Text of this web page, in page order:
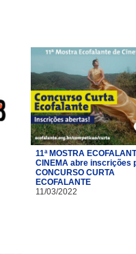
11ª MOSTRA
CINEMA abre inscrições
CONCURSO CURTA
ECOFALANTE
11/03/2022